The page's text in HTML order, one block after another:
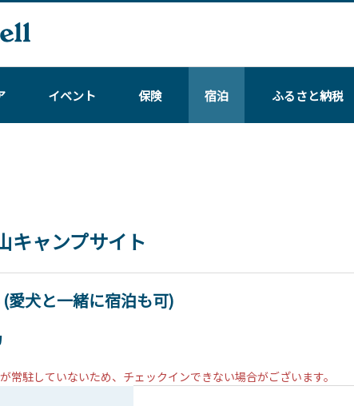
イベント 保険 宿泊 ふるさと納税
キャンプサイト
愛犬と一緒に宿泊も可)
常駐していないため、チェックインできない場合がございます。